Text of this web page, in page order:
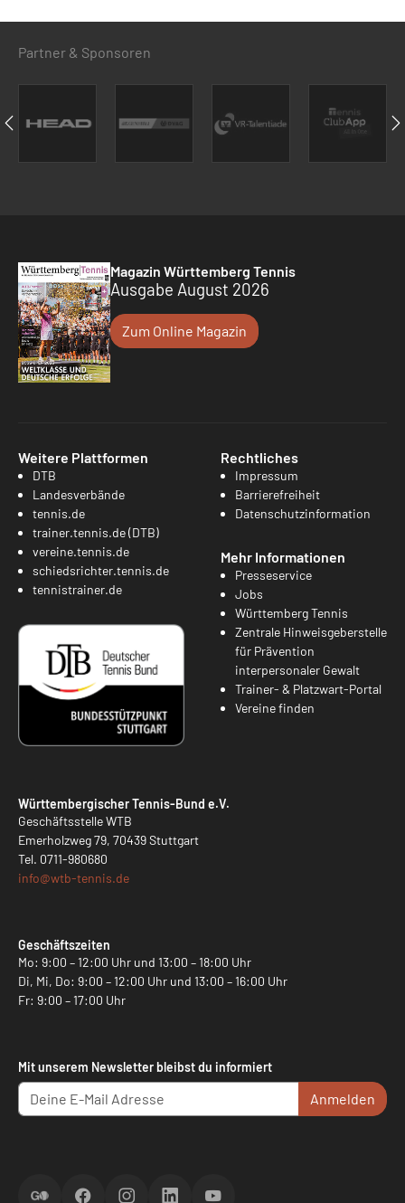
Partner & Sponsoren
Magazin Württemberg Tennis
Ausgabe August 2026
Zum Online Magazin
Weitere Plattformen
DTB
Landesverbände
tennis.de
trainer.tennis.de (DTB)
vereine.tennis.de
schiedsrichter.tennis.de
tennistrainer.de
Rechtliches
Impressum
Barrierefreiheit
Datenschutzinformation
Mehr Informationen
Presseservice
Jobs
Württemberg Tennis
Zentrale Hinweisgeberstelle
für Prävention
interpersonaler Gewalt
Trainer- & Platzwart-Portal
Vereine finden
Württembergischer Tennis-Bund e.V.
Geschäftsstelle WTB
Emerholzweg 79, 70439 Stuttgart
Tel. 0711-980680
info@wtb-tennis.de
Geschäftszeiten
Mo: 9:00 – 12:00 Uhr und 13:00 – 18:00 Uhr
Di, Mi, Do: 9:00 – 12:00 Uhr und 13:00 – 16:00 Uhr
Fr: 9:00 – 17:00 Uhr
Mit unserem Newsletter bleibst du informiert
Anmelden